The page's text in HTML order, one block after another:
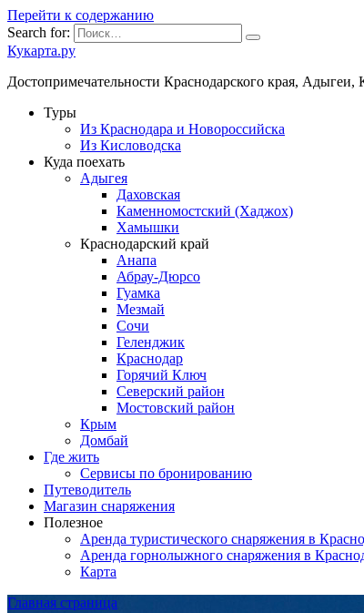
Перейти к содержанию
Search for:
Кукарта.ру
Достопримечательности Краснодарского края,
Туры
Из Краснодара и Новороссийска
Из Кисловодска
Куда поехать
Адыгея
Даховская
Каменномостский (Хаджох)
Хамышки
Краснодарский край
Анапа
Абрау-Дюрсо
Гуамка
Мезмай
Сочи
Геленджик
Краснодар
Горячий Ключ
Северский район
Мостовский район
Крым
Домбай
Где жить
Сервисы по бронированию
Путеводитель
Магазин снаряжения
Полезное
Аренда туристического снаряжения в
Аренда горнолыжного снаряжения в
Карта
Главная страница